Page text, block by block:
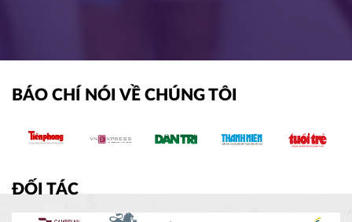
10/03/2026
UNIVERSITY
BÁO CHÍ NÓI VỀ CHÚNG TÔI
ĐỐI TÁC